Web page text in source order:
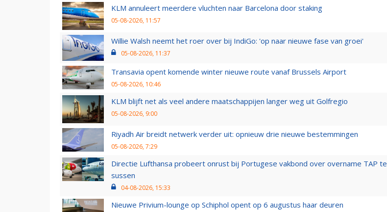
KLM annuleert meerdere vluchten naar Barcelona door staking
05-08-2026, 11:57
Willie Walsh neemt het roer over bij IndiGo: 'op naar nieuwe fase van groei'
05-08-2026, 11:37
Transavia opent komende winter nieuwe route vanaf Brussels Airport
05-08-2026, 10:46
KLM blijft net als veel andere maatschappijen langer weg uit Golfregio
05-08-2026, 9:00
Riyadh Air breidt netwerk verder uit: opnieuw drie nieuwe bestemmingen
05-08-2026, 7:29
Directie Lufthansa probeert onrust bij Portugese vakbond over overname TAP te
sussen
04-08-2026, 15:33
Nieuwe Privium-lounge op Schiphol opent op 6 augustus haar deuren